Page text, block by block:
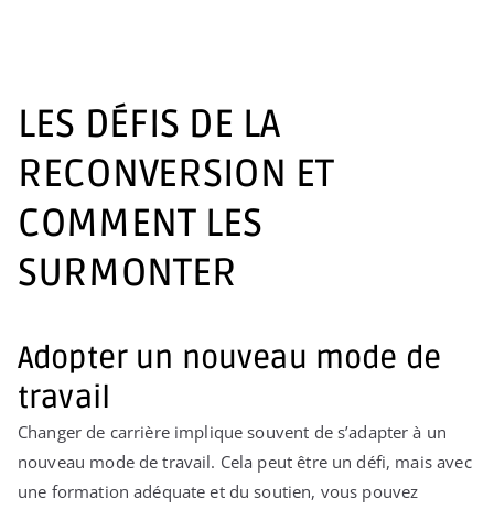
LES DÉFIS DE LA
RECONVERSION ET
COMMENT LES
SURMONTER
Adopter un nouveau mode de
travail
Changer de carrière implique souvent de s’adapter à un
nouveau mode de travail. Cela peut être un défi, mais avec
une formation adéquate et du soutien, vous pouvez